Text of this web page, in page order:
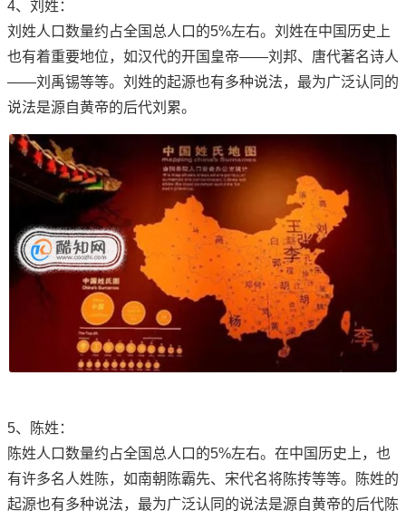
4、刘姓：
刘姓人口数量约占全国总人口的5%左右。刘姓在中国历史上
也有着重要地位，如汉代的开国皇帝——刘邦、唐代著名诗人
——刘禹锡等等。刘姓的起源也有多种说法，最为广泛认同的
说法是源自黄帝的后代刘累。
5、陈姓：
陈姓人口数量约占全国总人口的5%左右。在中国历史上，也
有许多名人姓陈，如南朝陈霸先、宋代名将陈抟等等。陈姓的
起源也有多种说法，最为广泛认同的说法是源自黄帝的后代陈